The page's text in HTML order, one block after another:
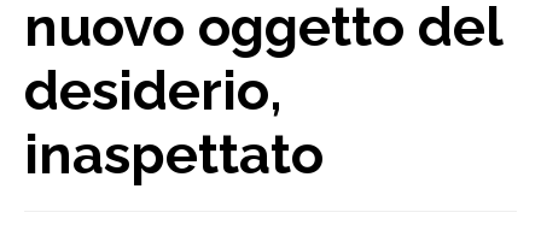
nuovo oggetto del
desiderio,
inaspettato